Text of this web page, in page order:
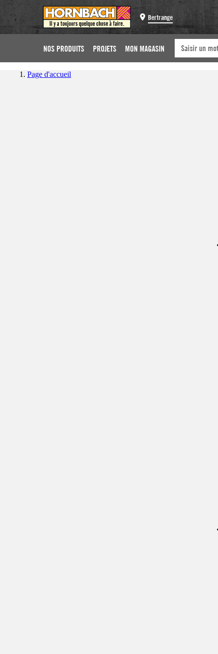
Bertrange
NOS PRODUITS PROJETS MON MAGASIN
Page d'accueil